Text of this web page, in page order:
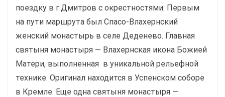
поездку в г.Дмитров с окрестностями. Первым
на пути маршрута был Спасо-Влахернский
женский монастырь в селе Деденево. Главная
святыня монастыря — Влахернская икона Божией
Матери, выполненная в уникальной рельефной
технике. Оригинал находится в Успенском соборе
в Кремле. Еще одна святыня монастыря —